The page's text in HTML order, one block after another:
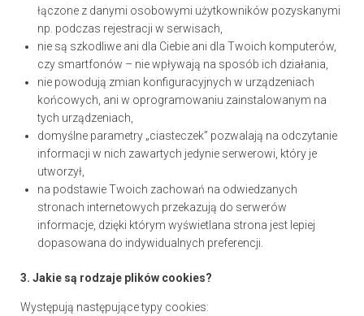
łączone z danymi osobowymi użytkowników pozyskanymi
np. podczas rejestracji w serwisach,
nie są szkodliwe ani dla Ciebie ani dla Twoich komputerów,
czy smartfonów – nie wpływają na sposób ich działania,
nie powodują zmian konfiguracyjnych w urządzeniach
końcowych, ani w oprogramowaniu zainstalowanym na
tych urządzeniach,
domyślne parametry „ciasteczek” pozwalają na odczytanie
informacji w nich zawartych jedynie serwerowi, który je
utworzył,
na podstawie Twoich zachowań na odwiedzanych
stronach internetowych przekazują do serwerów
informacje, dzięki którym wyświetlana strona jest lepiej
dopasowana do indywidualnych preferencji.
3. Jakie są rodzaje plików cookies?
Występują następujące typy cookies: